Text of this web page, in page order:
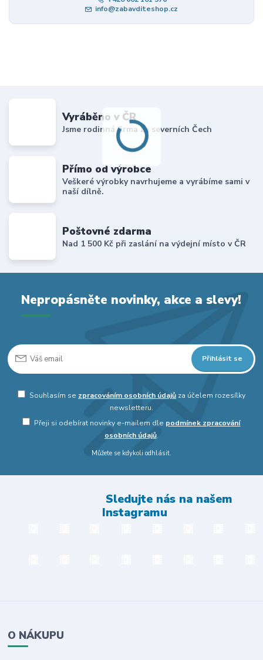
info@zabavditeshop.cz
Vyráběno v ČR
Jsme rodinná firma ze severních Čech
Přímo od výrobce
Veškeré výrobky navrhujeme a vyrábíme sami v
naší dílně.
Poštovné zdarma
Nad 1 500 Kč při zaslání na výdejní místo v ČR
Nepropásněte novinky, akce a slevy!
Přihlásit se
Souhlasím se zpracováním osobních údajůza účelem rozesílky
newsletteru.
Přeji si odebírat novinky e-mailem dle podmínek zpracování
osobních údajů.
Můžete se kdykoli odhlásit.
Sledujte nás na našem
Instagramu
O NÁKUPU